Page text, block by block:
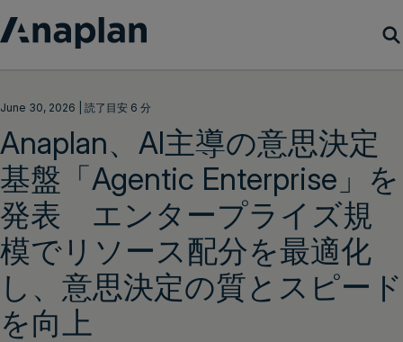
カスタマーサクセス
リソース
会社概要
June 30, 2026 | 読了目安 6 分
Anaplan、AI主導の意思決定
基盤「Agentic Enterprise」を
発表 エンタープライズ規
模でリソース配分を最適化
し、意思決定の質とスピード
を向上